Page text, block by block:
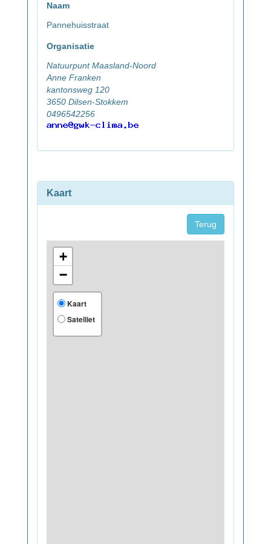
Naam
Pannehuisstraat
Organisatie
Natuurpunt Maasland-Noord
Anne Franken
kantonsweg 120
3650 Dilsen-Stokkem
0496542256
Kaart
Terug
+
−
Kaart
Satelliet